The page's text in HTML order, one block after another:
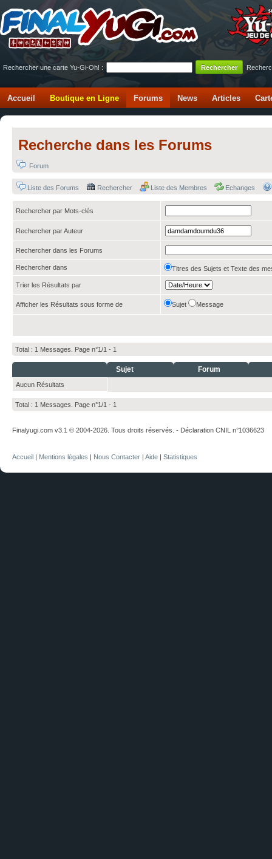
Rechercher une carte Yu-Gi-Oh! :
Accueil Boutique en Ligne Forums News Articles
Recherche dans les Forums
Forum
Liste des Forums Rechercher Liste des Membres Echanges
Rechercher par Mots-clés
Rechercher par Auteur
Rechercher dans les Forums
Rechercher dans Titres des Sujets et Texte des
Trier les Résultats par
Afficher les Résultats sous forme de Sujet Message
Total : 1 Messages. Page n°1/1 - 1
Sujet Forum
Aucun Résultats
Total : 1 Messages. Page n°1/1 - 1
Finalyugi.com v3.1 © 2004-2026. Tous droits réservés. - Déclaration CNIL n°1036623
Accueil | Mentions légales | Nous Contacter | Aide | Statistiques